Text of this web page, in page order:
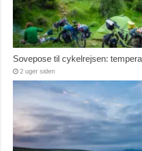
Sovepose til cykelrejsen:
2 uger siden